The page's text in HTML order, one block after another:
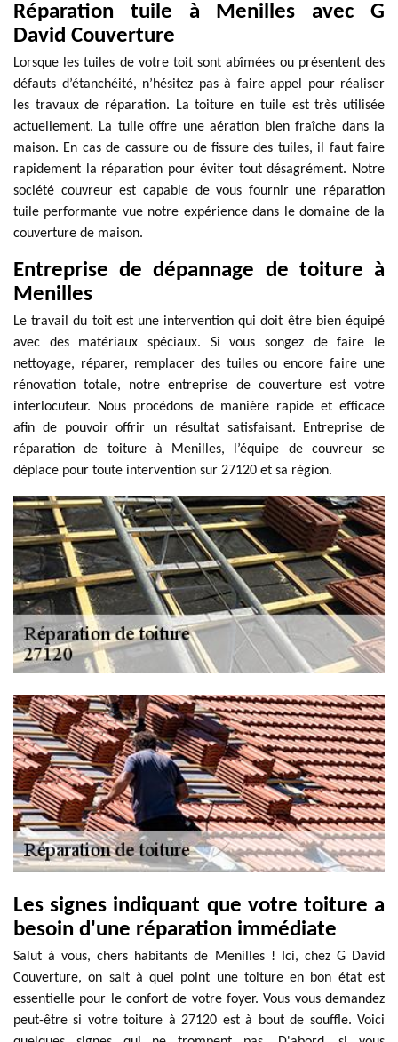
Réparation tuile à Menilles avec G
David Couverture
Lorsque les tuiles de votre toit sont abîmées ou présentent des
défauts d’étanchéité, n’hésitez pas à faire appel pour réaliser
les travaux de réparation. La toiture en tuile est très utilisée
actuellement. La tuile offre une aération bien fraîche dans la
maison. En cas de cassure ou de fissure des tuiles, il faut faire
rapidement la réparation pour éviter tout désagrément. Notre
société couvreur est capable de vous fournir une réparation
tuile performante vue notre expérience dans le domaine de la
couverture de maison.
Entreprise de dépannage de toiture à
Menilles
Le travail du toit est une intervention qui doit être bien équipé
avec des matériaux spéciaux. Si vous songez de faire le
nettoyage, réparer, remplacer des tuiles ou encore faire une
rénovation totale, notre entreprise de couverture est votre
interlocuteur. Nous procédons de manière rapide et efficace
afin de pouvoir offrir un résultat satisfaisant. Entreprise de
réparation de toiture à Menilles, l’équipe de couvreur se
déplace pour toute intervention sur 27120 et sa région.
Les signes indiquant que votre toiture a
besoin d'une réparation immédiate
Salut à vous, chers habitants de Menilles ! Ici, chez G David
Couverture, on sait à quel point une toiture en bon état est
essentielle pour le confort de votre foyer. Vous vous demandez
peut-être si votre toiture à 27120 est à bout de souffle. Voici